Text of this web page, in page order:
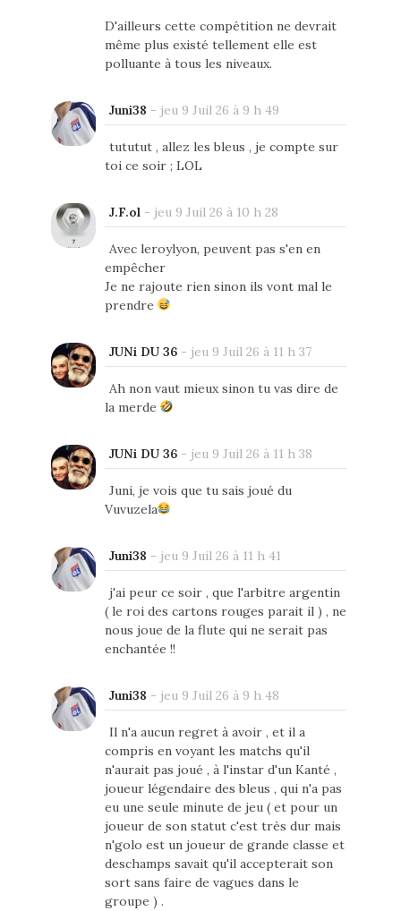
D'ailleurs cette compétition ne devrait
même plus existé tellement elle est
polluante à tous les niveaux.
Juni38 - jeu 9 Juil 26 à 9 h 49
tututut , allez les bleus , je compte sur
toi ce soir ; LOL
J.F.ol- jeu 9 Juil 26 à 10 h 28
Avec leroylyon, peuvent pas s'en en
empêcher
Je ne rajoute rien sinon ils vont mal le
prendre
JUNi DU 36- jeu 9 Juil 26 à 11 h 37
Ah non vaut mieux sinon tu vas dire de
la merde
JUNi DU 36- jeu 9 Juil 26 à 11 h 38
Juni, je vois que tu sais joué du
Vuvuzela
Juni38 - jeu 9 Juil 26 à 11 h 41
j'ai peur ce soir , que l'arbitre argentin
( le roi des cartons rouges parait il ) , ne
nous joue de la flute qui ne serait pas
enchantée !!
Juni38 - jeu 9 Juil 26 à 9 h 48
Il n'a aucun regret à avoir , et il a
compris en voyant les matchs qu'il
n'aurait pas joué , à l'instar d'un Kanté ,
joueur légendaire des bleus , qui n'a pas
eu une seule minute de jeu ( et pour un
joueur de son statut c'est très dur mais
n'golo est un joueur de grande classe et
deschamps savait qu'il accepterait son
sort sans faire de vagues dans le
groupe ) .